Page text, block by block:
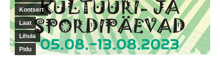
Kontsert
Laat
Lihula
Pidu